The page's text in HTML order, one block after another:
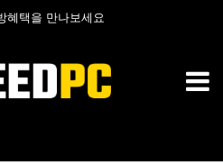
혜택을 만나보세요